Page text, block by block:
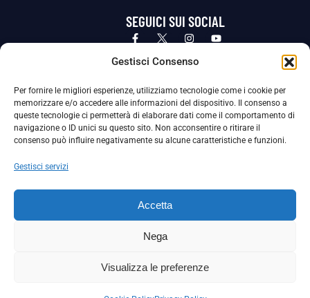
Gestisci Consenso
Per fornire le migliori esperienze, utilizziamo tecnologie come i cookie per
memorizzare e/o accedere alle informazioni del dispositivo. Il consenso a
queste tecnologie ci permetterà di elaborare dati come il comportamento di
navigazione o ID unici su questo sito. Non acconsentire o ritirare il
consenso può influire negativamente su alcune caratteristiche e funzioni.
Gestisci servizi
Accetta
Nega
Visualizza le preferenze
SEGUICI SUI SOCIAL
Privacy Policy Cookie Policy
La Società ha nominato il Responsabile della Protezione dei Dati Personali (DPO), figura specializzata che vigila sulle modalità
adottate dalla nostra Società per tutelare i Suoi dati personali.
Per contattare il DPO può scrivere a
La Società ha inoltre adottato un proprio Codice Etico, consultabile al seguente link:
Scarica il Codice Etico